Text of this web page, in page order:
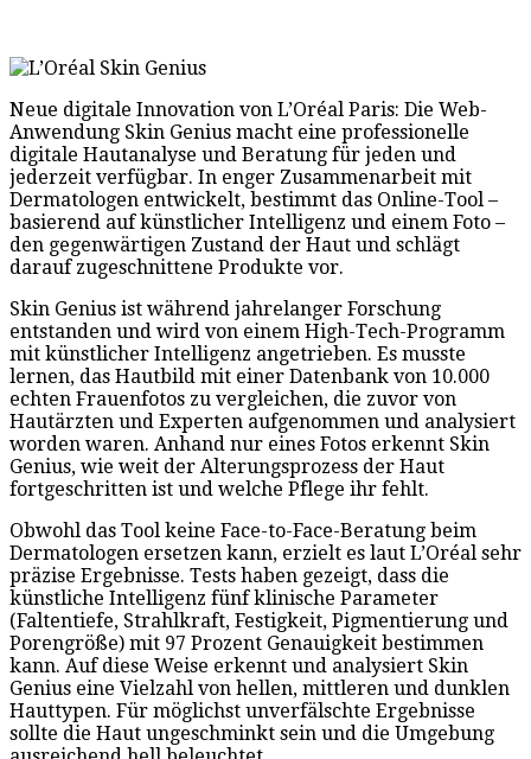
Neue digitale Innovation von L’Oréal Paris: Die Web-
Anwendung Skin Genius macht eine professionelle
digitale Hautanalyse und Beratung für jeden und
jederzeit verfügbar. In enger Zusammenarbeit mit
Dermatologen entwickelt, bestimmt das Online-Tool –
basierend auf künstlicher Intelligenz und einem Foto –
den gegenwärtigen Zustand der Haut und schlägt
darauf zugeschnittene Produkte vor.
Skin Genius ist während jahrelanger Forschung
entstanden und wird von einem High-Tech-Programm
mit künstlicher Intelligenz angetrieben. Es musste
lernen, das Hautbild mit einer Datenbank von 10.000
echten Frauenfotos zu vergleichen, die zuvor von
Hautärzten und Experten aufgenommen und analysiert
worden waren. Anhand nur eines Fotos erkennt Skin
Genius, wie weit der Alterungsprozess der Haut
fortgeschritten ist und welche Pflege ihr fehlt.
Obwohl das Tool keine Face-to-Face-Beratung beim
Dermatologen ersetzen kann, erzielt es laut L’Oréal sehr
präzise Ergebnisse. Tests haben gezeigt, dass die
künstliche Intelligenz fünf klinische Parameter
(Faltentiefe, Strahlkraft, Festigkeit, Pigmentierung und
Porengröße) mit 97 Prozent Genauigkeit bestimmen
kann. Auf diese Weise erkennt und analysiert Skin
Genius eine Vielzahl von hellen, mittleren und dunklen
Hauttypen. Für möglichst unverfälschte Ergebnisse
sollte die Haut ungeschminkt sein und die Umgebung